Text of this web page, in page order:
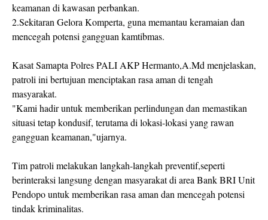
keamanan di kawasan perbankan.
2.Sekitaran Gelora Komperta, guna memantau keramaian dan
mencegah potensi gangguan kamtibmas.
Kasat Samapta Polres PALI AKP Hermanto,A.Md menjelaskan,
patroli ini bertujuan menciptakan rasa aman di tengah
masyarakat.
"Kami hadir untuk memberikan perlindungan dan memastikan
situasi tetap kondusif, terutama di lokasi-lokasi yang rawan
gangguan keamanan,"ujarnya.
Tim patroli melakukan langkah-langkah preventif,seperti
berinteraksi langsung dengan masyarakat di area Bank BRI Unit
Pendopo untuk memberikan rasa aman dan mencegah potensi
tindak kriminalitas.